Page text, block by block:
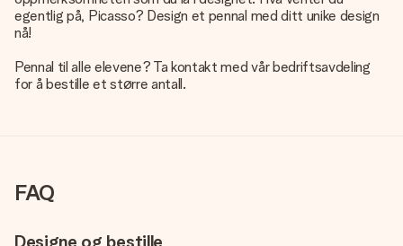
egentlig på, Picasso? Design et pennal med ditt unike design
nå!
Pennal til alle elevene? Ta kontakt med vår bedriftsavdeling
for å bestille et større antall.
FAQ
Designe og bestille